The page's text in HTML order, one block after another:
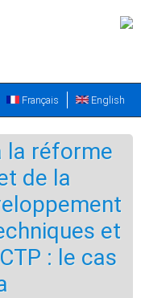
English
Français
la réforme
de la
et
: le cas